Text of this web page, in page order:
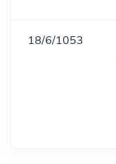
18/6/1053